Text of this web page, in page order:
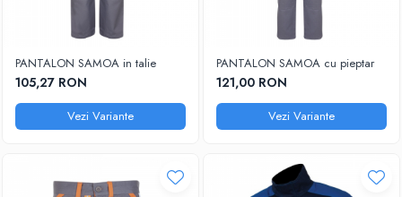
PANTALON SAMOA in talie
105,27 RON
Vezi Variante
PANTALON SAMOA cu pieptar
121,00 RON
Vezi Variante